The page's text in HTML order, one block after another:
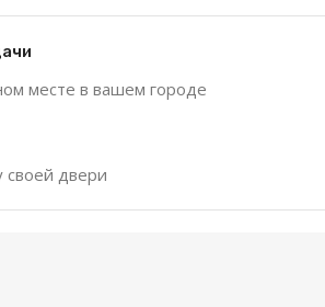
месте в вашем городе
своей двери